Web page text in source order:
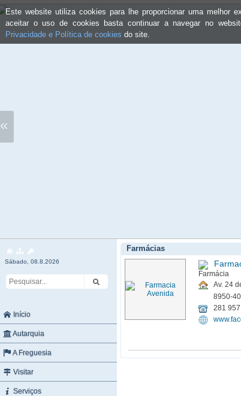
Este website utiliza cookies para lhe proporcionar uma melhor
aceitar o uso de cookies basta continuar a navegar no
Privacidade e Política de cookies do site.
«
Sábado, 08.8.2026
Início
Autarquia
A Freguesia
Visitar
Serviços
Farmácias
Av. 24
8950-
281 957